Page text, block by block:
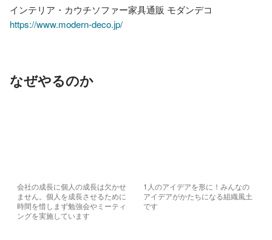
https://www.modern-deco.jp/
なぜやるのか
会社の成長に個人の成長は欠かせ
ません。個人を成長させるために
時間を惜しまず勉強会やミーティ
ングを実施しています
1人のアイデアを形に！みんなの
アイデアがかたちになる組織風土
です